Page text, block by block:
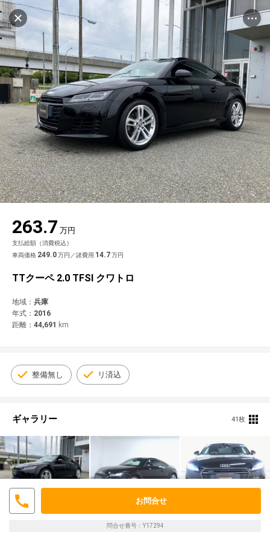
463台
車を探す
中古車検索
販売店検索
エリア別最新ニュース
品質と保証
ローン・リース
自動車保険
カタログ情報
アカウント
ログイン
マイアカウント
マイリスト
保存した検索条件
問合せ履歴
アカウントの確認・編集
ログアウト
アフターサービス
アフターサービス
車検／定期点検
コーティング
タイヤ交換
ボディ修理
エンジンオイル
企業情報
企業概要
業績決算情報
プレスリリース
ヤナセの歴史
採用情報
リンク
メルセデス・ベンツ認定中古車
BMW認定中古車
フォルクスワーゲン認定中古車
AUDI認定中古車
プライバシーポリシー ソーシャルメディアポリシー
利用規約 会社概要
金融商品の勧誘方針
退会について
© 2021 YANASE & CO.,LTD. ALL RIGHTS RESERVED.
263.7 万円
支払総額（消費税込）
車両価格 249.0万円／諸費用 14.7万円
TTクーペ 2.0 TFSI クワトロ
地域： 兵庫
年式： 2016
距離： 44,691 km
整備無し リ済込
ギャラリー 41枚
お問合せ
問合せ番号：Y17294
マイリストに追加
電話で問い合わせ
品質評価書を見る
キャンセル
ヤナセ ブランドスクエア神戸ポートアイラン
ド
販売店情報
地図を見る
在庫一覧
キャンセル